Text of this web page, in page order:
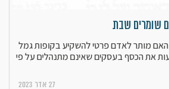
שומרים שבת
מותר לאדם פרטי להשקיע בקופות גמל
את הכסף בעסקים שאינם מתנהלים על פי
27 אדר 2023